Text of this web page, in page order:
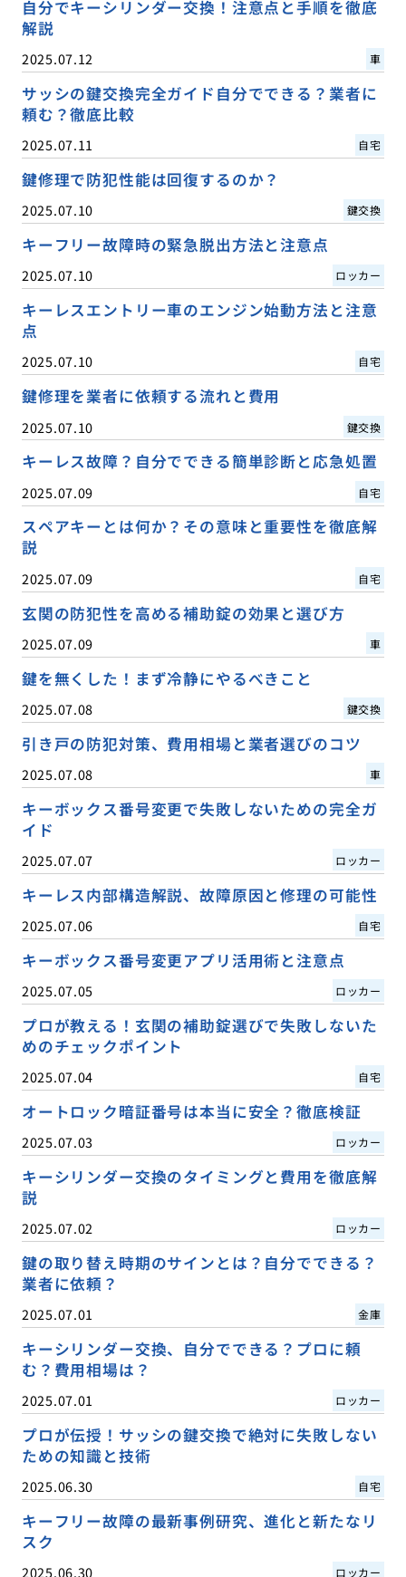
自分でキーシリンダー交換！注意点と手順を徹底
解説
2025.07.12 車
サッシの鍵交換完全ガイド自分でできる？業者に
頼む？徹底比較
2025.07.11 自宅
鍵修理で防犯性能は回復するのか？
2025.07.10 鍵交換
キーフリー故障時の緊急脱出方法と注意点
2025.07.10 ロッカー
キーレスエントリー車のエンジン始動方法と注意
点
2025.07.10 自宅
鍵修理を業者に依頼する流れと費用
2025.07.10 鍵交換
キーレス故障？自分でできる簡単診断と応急処置
2025.07.09 自宅
スペアキーとは何か？その意味と重要性を徹底解
説
2025.07.09 自宅
玄関の防犯性を高める補助錠の効果と選び方
2025.07.09 車
鍵を無くした！まず冷静にやるべきこと
2025.07.08 鍵交換
引き戸の防犯対策、費用相場と業者選びのコツ
2025.07.08 車
キーボックス番号変更で失敗しないための完全ガ
イド
2025.07.07 ロッカー
キーレス内部構造解説、故障原因と修理の可能性
2025.07.06 自宅
キーボックス番号変更アプリ活用術と注意点
2025.07.05 ロッカー
プロが教える！玄関の補助錠選びで失敗しないた
めのチェックポイント
2025.07.04 自宅
オートロック暗証番号は本当に安全？徹底検証
2025.07.03 ロッカー
キーシリンダー交換のタイミングと費用を徹底解
説
2025.07.02 ロッカー
鍵の取り替え時期のサインとは？自分でできる？
業者に依頼？
2025.07.01 金庫
キーシリンダー交換、自分でできる？プロに頼
む？費用相場は？
2025.07.01 ロッカー
プロが伝授！サッシの鍵交換で絶対に失敗しない
ための知識と技術
2025.06.30 自宅
キーフリー故障の最新事例研究、進化と新たなリ
スク
2025.06.30 ロッカー